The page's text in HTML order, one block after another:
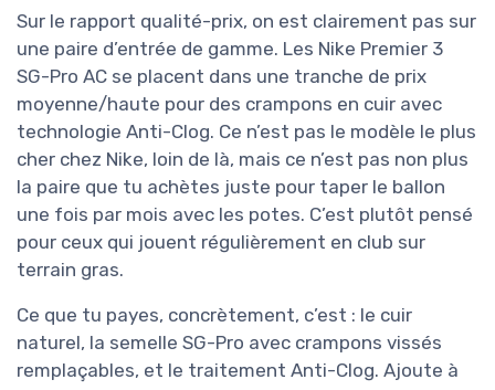
Sur le rapport qualité-prix, on est clairement pas sur
une paire d’entrée de gamme. Les Nike Premier 3
SG-Pro AC se placent dans une tranche de prix
moyenne/haute pour des crampons en cuir avec
technologie Anti-Clog. Ce n’est pas le modèle le plus
cher chez Nike, loin de là, mais ce n’est pas non plus
la paire que tu achètes juste pour taper le ballon
une fois par mois avec les potes. C’est plutôt pensé
pour ceux qui jouent régulièrement en club sur
terrain gras.
Ce que tu payes, concrètement, c’est : le cuir
naturel, la semelle SG-Pro avec crampons vissés
remplaçables, et le traitement Anti-Clog. Ajoute à